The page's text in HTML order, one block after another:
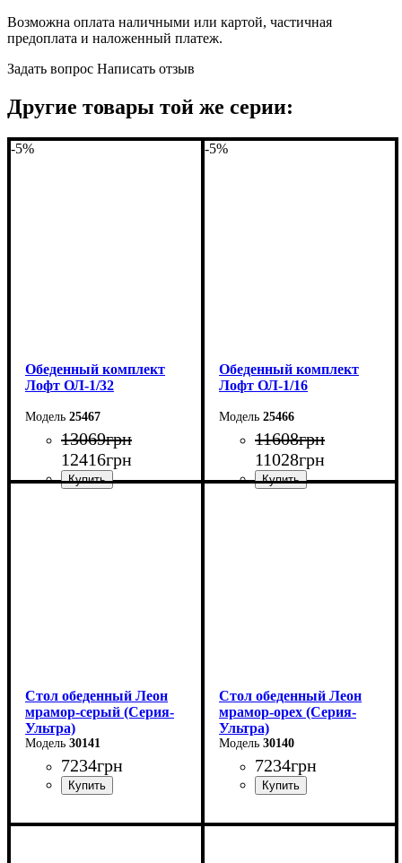
Возможна оплата наличными или картой, частичная
предоплата и наложенный платеж.
Задать вопрос Написать отзыв
Другие товары той же серии:
-5%
Обеденный комплект
Лофт ОЛ-1/32
25467
13069грн
12416грн
-5%
Обеденный комплект
Лофт ОЛ-1/16
25466
11608грн
11028грн
Стол обеденный Леон
мрамор-серый (Серия-
Ультра)
30141
7234грн
Длина - 120 (+40) см
Стол обеденный Леон
мрамор-орех (Серия-
Ультра)
30140
7234грн
Длина - 120 (+40) см